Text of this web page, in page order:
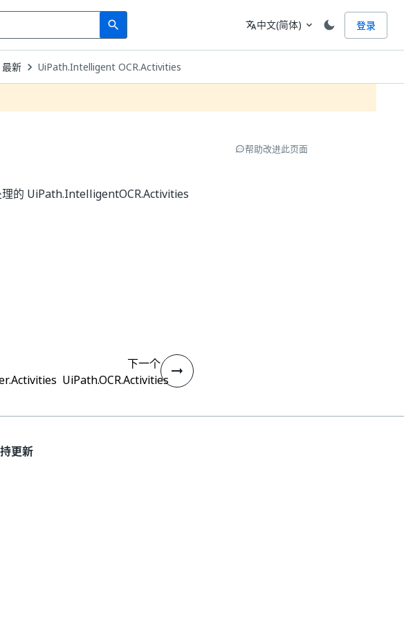
search
Search 语言
translate中文(简体) expand_more 登录
最新 UiPath.Intelligent OCR.Activities
的 UiPath.IntelligentOCR.Activities
帮助改进此页面
下一个
UiPath.OCR.Activities
更新